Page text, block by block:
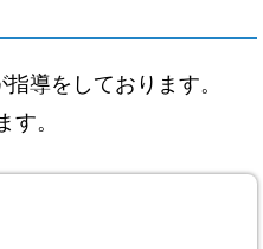
導をしております。
。